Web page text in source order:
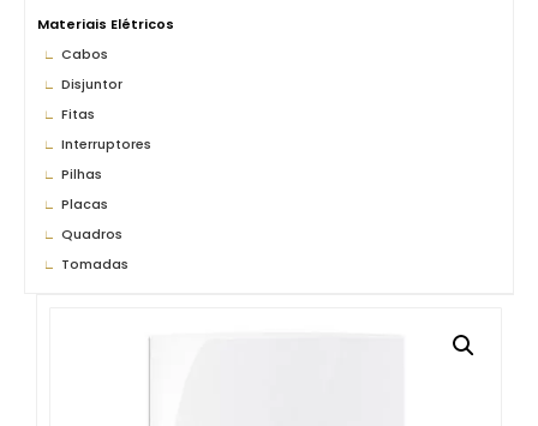
Materiais Elétricos
Cabos
Disjuntor
Fitas
Interruptores
Pilhas
Placas
Quadros
Tomadas